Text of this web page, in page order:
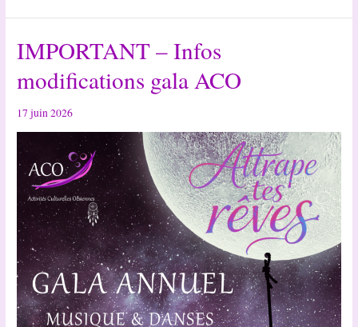
s’engagent
pour
Octobre
Rose
IMPORTANT – Infos
modifications gala ACO
17 juin 2026